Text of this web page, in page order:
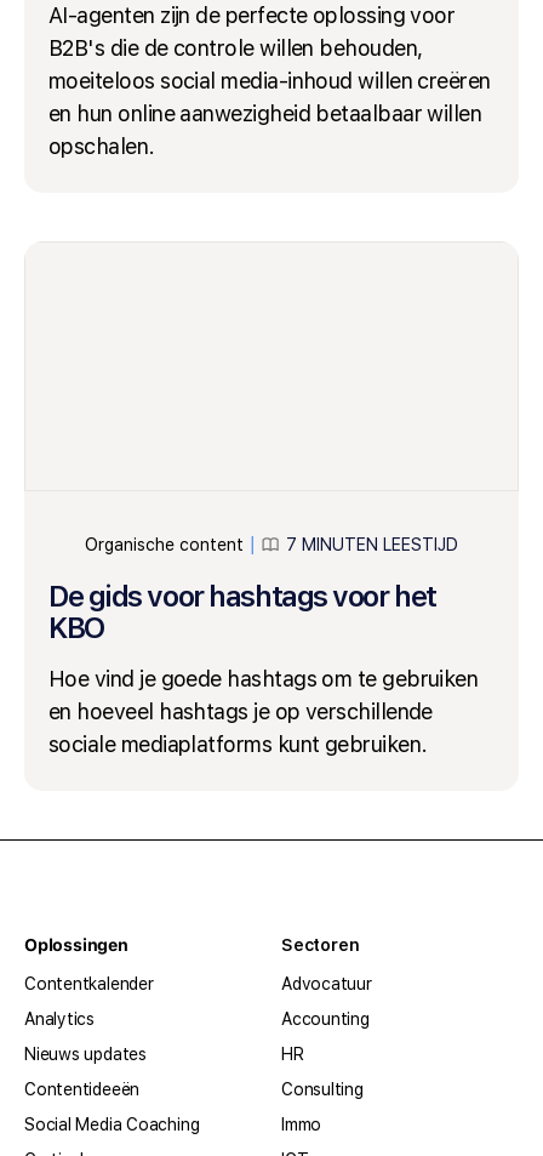
AI-agenten zijn de perfecte oplossing voor
B2B's die de controle willen behouden,
moeiteloos social media-inhoud willen creëren
en hun online aanwezigheid betaalbaar willen
opschalen.
Organische content 7 MINUTEN LEESTIJD
De gids voor hashtags voor het
KBO
Hoe vind je goede hashtags om te gebruiken
en hoeveel hashtags je op verschillende
sociale mediaplatforms kunt gebruiken.
Oplossingen
Contentkalender
Analytics
Nieuws updates
Contentideeën
Social Media Coaching
Sectoren
Advocatuur
Accounting
HR
Consulting
Immo